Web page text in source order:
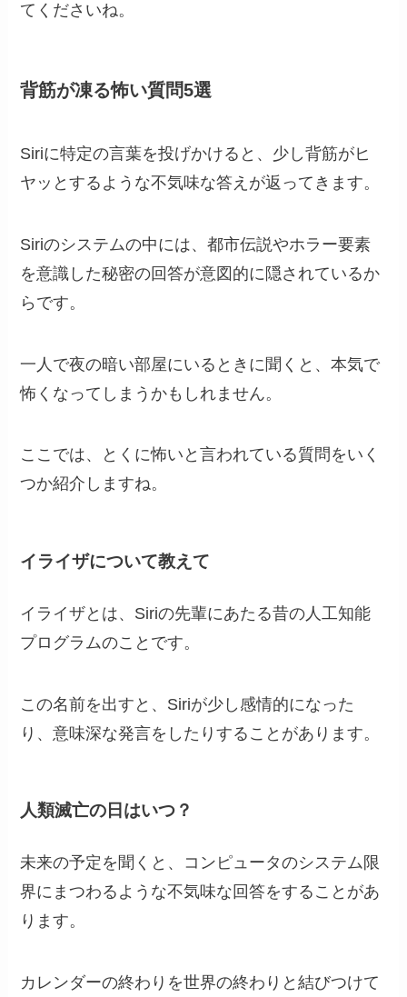
てくださいね。
背筋が凍る怖い質問5選
Siriに特定の言葉を投げかけると、少し背筋がヒ
ヤッとするような不気味な答えが返ってきます。
Siriのシステムの中には、都市伝説やホラー要素
を意識した秘密の回答が意図的に隠されているか
らです。
一人で夜の暗い部屋にいるときに聞くと、本気で
怖くなってしまうかもしれません。
ここでは、とくに怖いと言われている質問をいく
つか紹介しますね。
イライザについて教えて
イライザとは、Siriの先輩にあたる昔の人工知能
プログラムのことです。
この名前を出すと、Siriが少し感情的になった
り、意味深な発言をしたりすることがあります。
人類滅亡の日はいつ？
未来の予定を聞くと、コンピュータのシステム限
界にまつわるような不気味な回答をすることがあ
ります。
カレンダーの終わりを世界の終わりと結びつけて